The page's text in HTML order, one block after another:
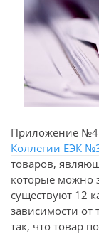
Приложение
Коллегии ЕЭК
товаров,
которые можно
существуют 12
зависимости
так, что товар